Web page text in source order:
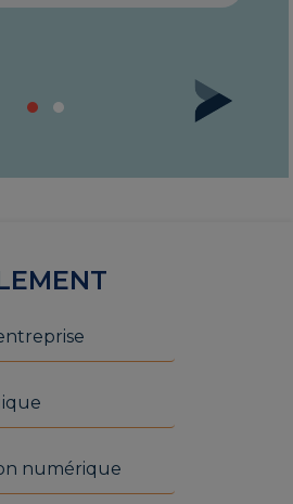
numérique